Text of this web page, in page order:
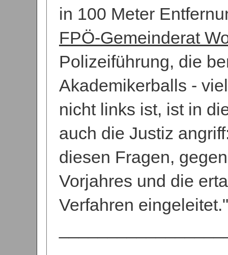
in 100 Meter
FPÖ-Gemeinderat
Polizeiführung, die
Akademikerballs -
nicht links ist, ist in
auch die Justiz
diesen Fragen,
Vorjahres und die
Verfahren eingeleitet."